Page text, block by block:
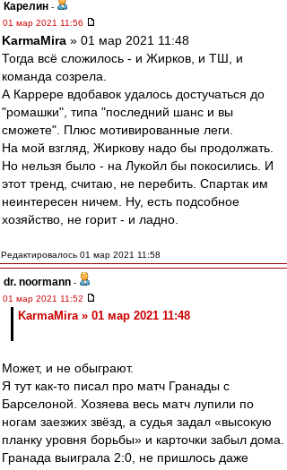
Карелин -
01 мар 2021 11:56
KarmaMira » 01 мар 2021 11:48
Тогда всё сложилось - и Жирков, и ТШ, и
команда созрела.
А Каррере вдобавок удалось достучаться до
"ромашки", типа "последний шанс и вы
сможете". Плюс мотивированные леги.
На мой взгляд, Жиркову надо бы продолжать.
Но нельзя было - на Лукойл бы покосились. И
этот тренд, считаю, не перебить. Спартак им
неинтересен ничем. Ну, есть подсобное
хозяйство, не горит - и ладно.
Редактировалось 01 мар 2021 11:58
dr. noormann -
01 мар 2021 11:52
KarmaMira » 01 мар 2021 11:48
Может, и не обыграют.
Я тут как-то писал про матч Гранады с
Барселоной. Хозяева весь матч лупили по
ногам заезжих звёзд, а судья задал «высокую
планку уровня борьбы» и карточки забыл дома.
Гранада выиграла 2:0, не пришлось даже